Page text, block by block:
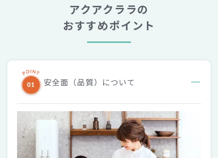
アクアクララの
おすすめポイント
安全面（品質）について